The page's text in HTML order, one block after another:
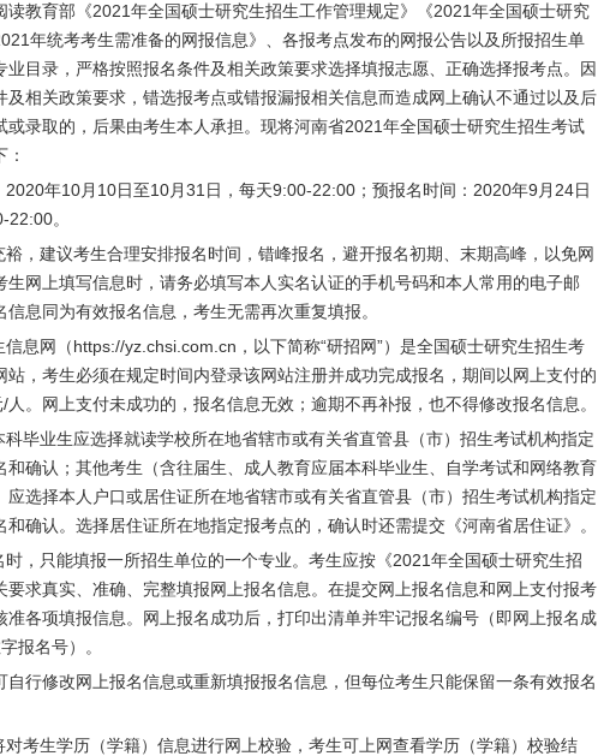
读教育部《2021年全国硕士研究生招生工作管理规定》《2021年全国硕士研究
年统考考生需准备的网报信息》、各报考点发布的网报公告以及所报招生单
业目录，严格按照报名条件及相关政策要求选择填报志愿、正确选择报考点。因
及相关政策要求，错选报考点或错报漏报相关信息而造成网上确认不通过以及后
或录取的，后果由考生本人承担。现将河南省2021年全国硕士研究生招生考试
年10月10日至10月31日，每天9:00-22:00；预报名时间：2020年9月24日
。
建议考生合理安排报名时间，错峰报名，避开报名初期、末期高峰，以免网
生网上填写信息时，请务必填写本人实名认证的手机号码和本人常用的电子邮
息同为有效报名信息，考生无需再次重复填报。
息网（https://yz.chsi.com.cn ，以下简称“研招网”）是全国硕士研究生招生考
站，考生必须在规定时间内登录该网站注册并成功完成报名，期间以网上支付的
。网上支付未成功的，报名信息无效；逾期不再补报，也不得修改报名信息。
业生应选择就读学校所在地省辖市或有关省直管县（市）招生考试机构指定
和确认；其他考生（含往届生、成人教育应届本科毕业生、自学考试和网络教育
应选择本人户口或居住证所在地省辖市或有关省直管县（市）招生考试机构指定
和确认。选择居住证所在地指定报考点的，确认时还需提交《河南省居住证》。
只能填报一所招生单位的一个专业。考生应按《2021年全国硕士研究生招
要求真实、准确、完整填报网上报名信息。在提交网上报名信息和网上支付报考
准各项填报信息。网上报名成功后，打印出清单并牢记报名编号（即网上报名成
报名号）。
修改网上报名信息或重新填报报名信息，但每位考生只能保留一条有效报名
生学历（学籍）信息进行网上校验，考生可上网查看学历（学籍）校验结